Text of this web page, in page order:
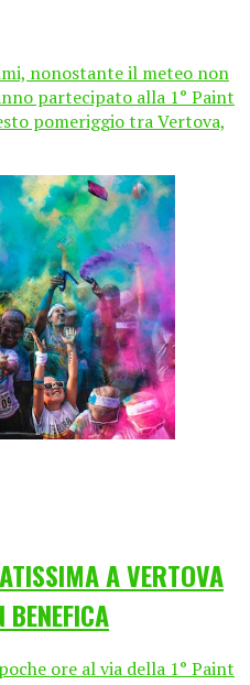
nonostante il meteo non
partecipato alla 1° Paint
pomeriggio tra Vertova,
A VERTOVA
ore al via della 1° Paint